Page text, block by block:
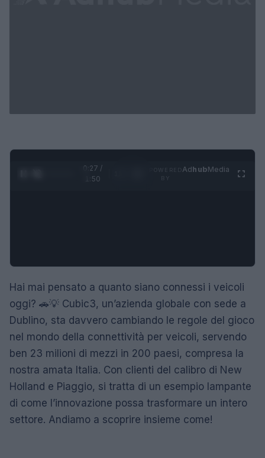
0:28 /
1:50
AdhubMedia
Hai mai pensato a quanto siano connessi i veicoli
oggi? 🚗💡 Cubic3, un’azienda globale con sede a
Dublino, sta davvero cambiando le regole del gioco
nel mondo della connettività per veicoli, servendo
ben 23 milioni di mezzi in 200 paesi, compresa la
nostra amata Italia. Con clienti del calibro di New
Holland e Piaggio, si tratta di un esempio lampante
di come l’innovazione possa trasformare un intero
settore. Andiamo a scoprire insieme come!